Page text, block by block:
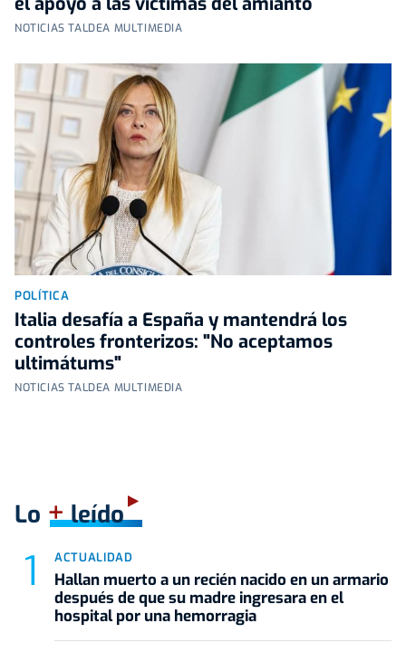
NOTICIAS TALDEA MULTIMEDIA
POLÍTICA
Italia desafía a España y mantendrá los
controles fronterizos: "No aceptamos
ultimátums"
NOTICIAS TALDEA MULTIMEDIA
Lo +leído
ACTUALIDAD
Hallan muerto a un recién nacido en un armario
después de que su madre ingresara en el
hospital por una hemorragia